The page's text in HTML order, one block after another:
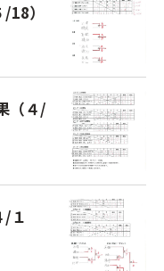
）
（４/
/１